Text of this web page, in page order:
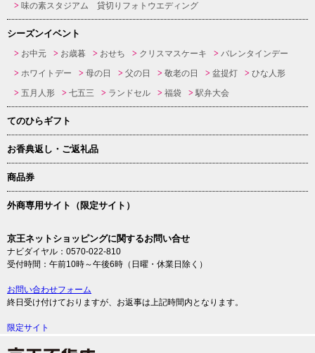
味の素スタジアム 貸切りフォトウエディング
シーズンイベント
お中元 お歳暮 おせち クリスマスケーキ
バレンタインデー
ホワイトデー
母の日 父の日 敬老の日 盆提灯
ひな人形
五月人形
七五三 ランドセル 福袋 駅弁大会
てのひらギフト
お香典返し・ご返礼品
商品券
外商専用サイト（限定サイト）
京王ネットショッピングに関するお問い合せ
ナビダイヤル：0570-022-810
受付時間：午前10時～午後6時（日曜・休業日除く）
お問い合わせフォーム
終日受け付けておりますが、お返事は上記時間内となります。
限定サイト